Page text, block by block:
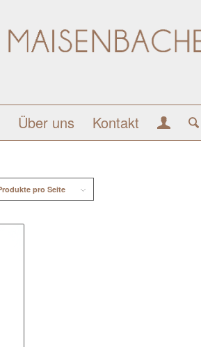
Über uns Kontakt
pro Seite